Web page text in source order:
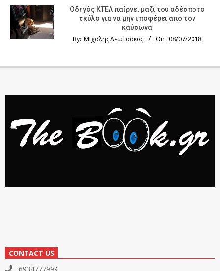
Οδηγός KTΕΛ παίρνει μαζί του αδέσποτο
σκύλο για να μην υποφέρει από τον
καύσωνα
By: Μιχάλης Λεωτσάκος On: 08/07/2018
CONTACT US
6934777999